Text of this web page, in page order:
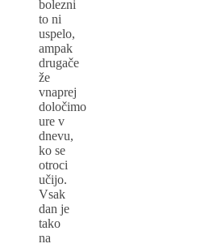
bolezni
to ni
uspelo,
ampak
drugače
že
vnaprej
določimo
ure v
dnevu,
ko se
otroci
učijo.
Vsak
dan je
tako
na